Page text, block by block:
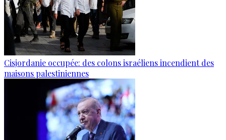
Cisjordanie occupée: des colons israéliens incendient des
maisons palestiniennes